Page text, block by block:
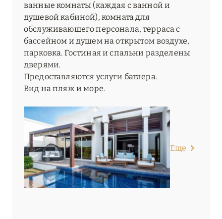
ванные комнаты (каждая с ванной и
душевой кабиной), комната для
обслуживающего персонала, терраса с
бассейном и душем на открытом воздухе,
парковка. Гостиная и спальни разделены
дверями.
Предоставляются услуги батлера.
Вид на пляж и море.
Еще